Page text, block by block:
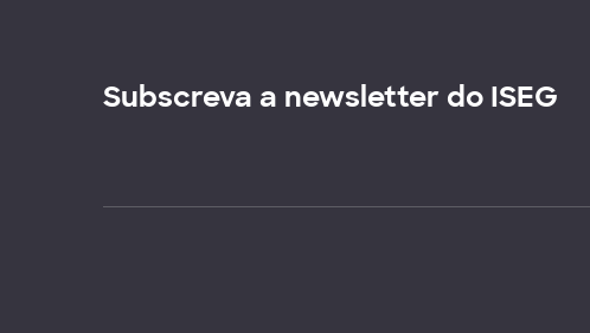
Subscreva a newsletter do ISEG